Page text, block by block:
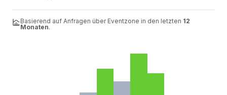
Basierend auf Anfragen über Eventzone in den letzten 12
Monaten.